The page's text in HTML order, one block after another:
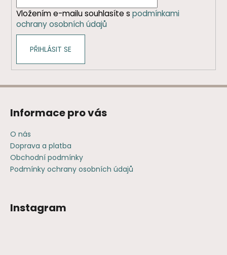
Vložením e-mailu souhlasíte s podmínkami
ochrany osobních údajů
PŘIHLÁSIT SE
Informace pro vás
O nás
Doprava a platba
Obchodní podmínky
Podmínky ochrany osobních údajů
Instagram